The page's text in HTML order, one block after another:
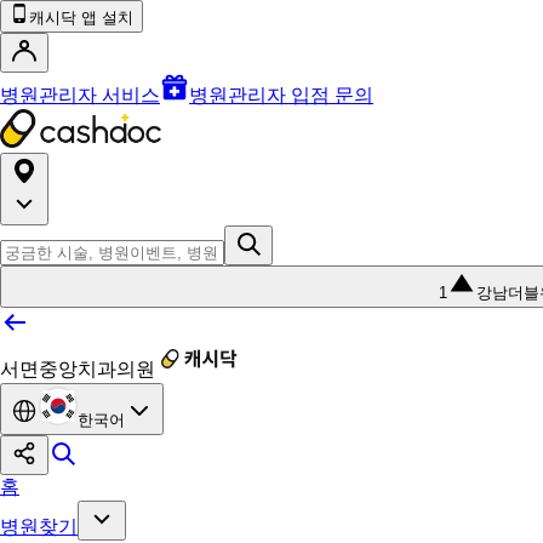
캐시닥 앱 설치
병원관리자 서비스 병원관리자 입점 문의
1 강남더블
서면중앙치과의원
한국어
홈
병원찾기